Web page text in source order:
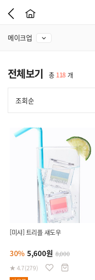
메이크업
전체보기 총 118개
조회순
[미샤] 트리플 섀도우
30% 5,600원 8,000
★ 4.7(279)